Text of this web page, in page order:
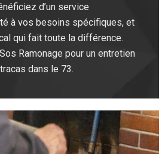
d’un service
à vos besoins spécifiques, et
qui fait toute la différence.
Ramonage pour un entretien
dans le 73.